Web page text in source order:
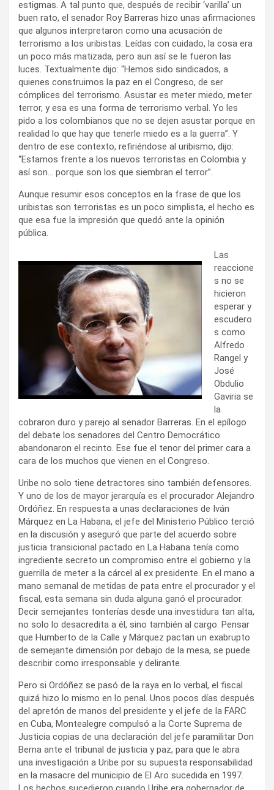
estigmas. A tal punto que, después de recibir ‘varilla’ un
buen rato, el senador Roy Barreras hizo unas afirmaciones
que algunos interpretaron como una acusación de
terrorismo a los uribistas. Leídas con cuidado, la cosa era
un poco más matizada, pero aun así se le fueron las
luces. Textualmente dijo: “Hemos sido sindicados, a
quienes construimos la paz en el Congreso, de ser
cómplices del terrorismo. Asustar es meter miedo, meter
terror, y esa es una forma de terrorismo verbal. Yo les
pido a los colombianos que no se dejen asustar porque en
realidad lo que hay que tenerle miedo es a la guerra”. Y
dentro de ese contexto, refiriéndose al uribismo, dijo:
“Estamos frente a los nuevos terroristas en Colombia y
así son… porque son los que siembran el terror”.
Aunque resumir esos conceptos en la frase de que los
uribistas son terroristas es un poco simplista, el hecho es
que esa fue la impresión que quedó ante la opinión
pública.
Las
reaccione
s no se
hicieron
esperar y
escudero
s como
Alfredo
Rangel y
José
Obdulio
Gaviria se
la
cobraron duro y parejo al senador Barreras. En el epílogo
del debate los senadores del Centro Democrático
abandonaron el recinto. Ese fue el tenor del primer cara a
cara de los muchos que vienen en el Congreso.
Uribe no solo tiene detractores sino también defensores.
Y uno de los de mayor jerarquía es el procurador Alejandro
Ordóñez. En respuesta a unas declaraciones de Iván
Márquez en La Habana, el jefe del Ministerio Público terció
en la discusión y aseguró que parte del acuerdo sobre
justicia transicional pactado en La Habana tenía como
ingrediente secreto un compromiso entre el gobierno y la
guerrilla de meter a la cárcel al ex presidente. En el mano a
mano semanal de metidas de pata entre el procurador y el
fiscal, esta semana sin duda alguna ganó el procurador.
Decir semejantes tonterías desde una investidura tan alta,
no solo lo desacredita a él, sino también al cargo. Pensar
que Humberto de la Calle y Márquez pactan un exabrupto
de semejante dimensión por debajo de la mesa, se puede
describir como irresponsable y delirante.
Pero si Ordóñez se pasó de la raya en lo verbal, el fiscal
quizá hizo lo mismo en lo penal. Unos pocos días después
del apretón de manos del presidente y el jefe de la FARC
en Cuba, Montealegre compulsó a la Corte Suprema de
Justicia copias de una declaración del jefe paramilitar Don
Berna ante el tribunal de justicia y paz, para que le abra
una investigación a Uribe por su supuesta responsabilidad
en la masacre del municipio de El Aro sucedida en 1997.